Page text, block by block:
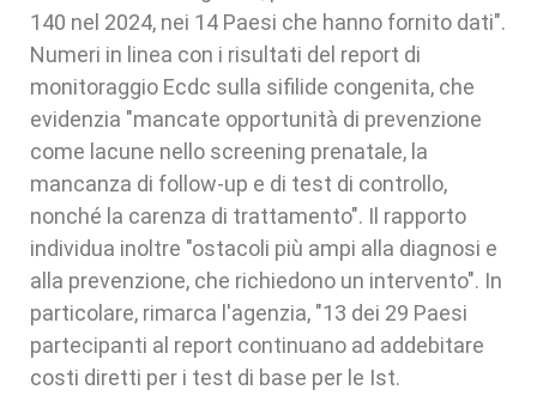
140 nel 2024, nei 14 Paesi che hanno fornito dati".
Numeri in linea con i risultati del report di
monitoraggio Ecdc sulla sifilide congenita, che
evidenzia "mancate opportunità di prevenzione
come lacune nello screening prenatale, la
mancanza di follow-up e di test di controllo,
nonché la carenza di trattamento". Il rapporto
individua inoltre "ostacoli più ampi alla diagnosi e
alla prevenzione, che richiedono un intervento". In
particolare, rimarca l'agenzia, "13 dei 29 Paesi
partecipanti al report continuano ad addebitare
costi diretti per i test di base per le Ist.